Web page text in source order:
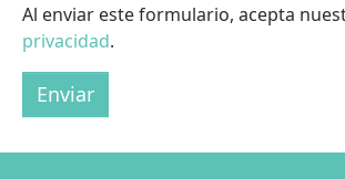
Al enviar este formulario, acepta
privacidad.
Enviar